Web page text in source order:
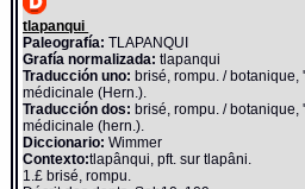
tlapanqui
Paleografía: TLAPANQUI
Grafía normalizada: tlapanqui
Traducción uno: brisé, rompu. /
médicinale (Hern.).
Traducción dos: brisé, rompu. /
médicinale (hern.).
Diccionario:Wimmer
Contexto:tlapânqui, pft. sur tlapâni.
1.£ brisé, rompu.